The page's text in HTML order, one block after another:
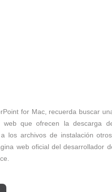
for Mac, recuerda buscar
que ofrecen la descarga
los archivos de instalación
web oficial del desarrollador